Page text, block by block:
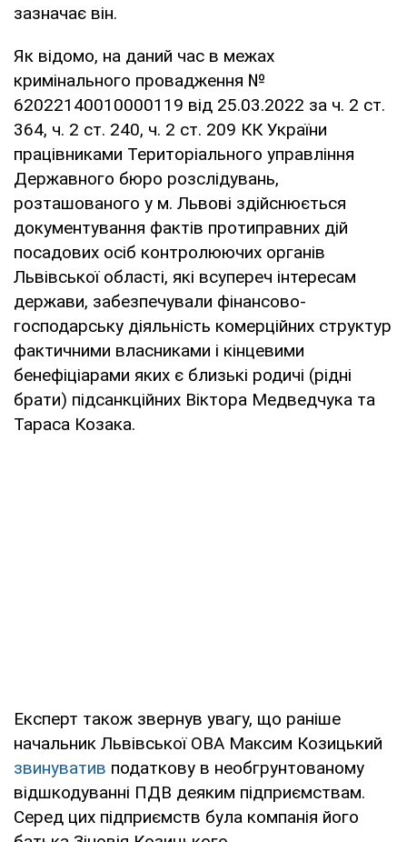
зазначає він.
Як відомо, на даний час в межах
кримінального провадження №
62022140010000119 від 25.03.2022 за ч. 2 ст.
364, ч. 2 ст. 240, ч. 2 ст. 209 КК України
працівниками Територіального управління
Державного бюро розслідувань,
розташованого у м. Львові здійснюється
документування фактів протиправних дій
посадових осіб контролюючих органів
Львівської області, які всупереч інтересам
держави, забезпечували фінансово-
господарську діяльність комерційних структур
фактичними власниками і кінцевими
бенефіціарами яких є близькі родичі (рідні
брати) підсанкційних Віктора Медведчука та
Тараса Козака.
Експерт також звернув увагу, що раніше
начальник Львівської ОВА Максим Козицький
звинуватив податкову в необгрунтованому
відшкодуванні ПДВ деяким підприємствам.
Серед цих підприємств була компанія його